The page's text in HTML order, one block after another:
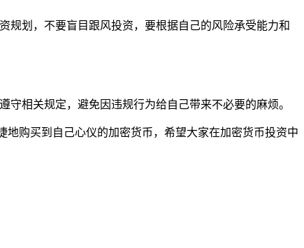
规划，不要盲目跟风投资，要根据自己的风险承受能力和
相关规定，避免因违规行为给自己带来不必要的麻烦。
地购买到自己心仪的加密货币，希望大家在加密货币投资中